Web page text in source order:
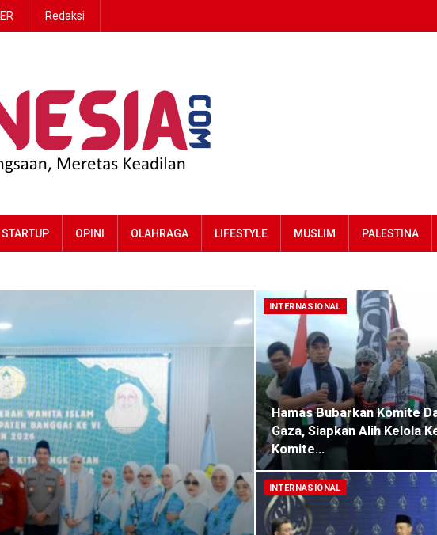
Redaksi
STARTUP OPINI OLAHRAGA LIFESTYLE MUSLIM PALESTINA
INTERNASIONAL
Hamas Bubarkan Komite
Gaza, Siapkan Alih Kelola
Komite…
INTERNASIONAL